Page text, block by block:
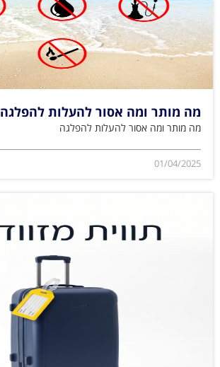
מה מותר ומה אסור להעלות להפלגה
מה מותר ומה אסור להעלות להפלגה
01/04/2025